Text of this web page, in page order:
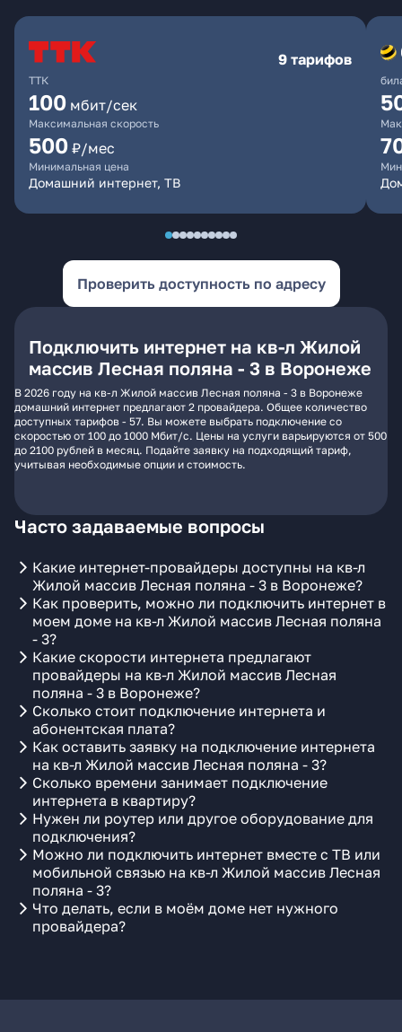
ТТК
9 тарифов
100 мбит/сек
Максимальная скорость
500 ₽/мес
Минимальная цена
Домашний интернет, ТВ
Проверить доступность по адресу
Подключить интернет на кв-л Жилой
массив Лесная поляна - 3 в Воронеже
В 2026 году на кв-л Жилой массив Лесная поляна - 3 в Воронеже
домашний интернет предлагают 2 провайдера. Общее количество
доступных тарифов - 57. Вы можете выбрать подключение со
скоростью от 100 до 1000 Мбит/с. Цены на услуги варьируются от 500
до 2100 рублей в месяц. Подайте заявку на подходящий тариф,
учитывая необходимые опции и стоимость.
Часто задаваемые вопросы
Какие интернет-провайдеры доступны на кв-л
Жилой массив Лесная поляна - 3 в Воронеже?
Как проверить, можно ли подключить интернет в
моем доме на кв-л Жилой массив Лесная поляна
- 3?
Какие скорости интернета предлагают
провайдеры на кв-л Жилой массив Лесная
поляна - 3 в Воронеже?
Сколько стоит подключение интернета и
абонентская плата?
Как оставить заявку на подключение интернета
на кв-л Жилой массив Лесная поляна - 3?
Сколько времени занимает подключение
интернета в квартиру?
Нужен ли роутер или другое оборудование для
подключения?
Можно ли подключить интернет вместе с ТВ или
мобильной связью на кв-л Жилой массив Лесная
поляна - 3?
Что делать, если в моём доме нет нужного
провайдера?